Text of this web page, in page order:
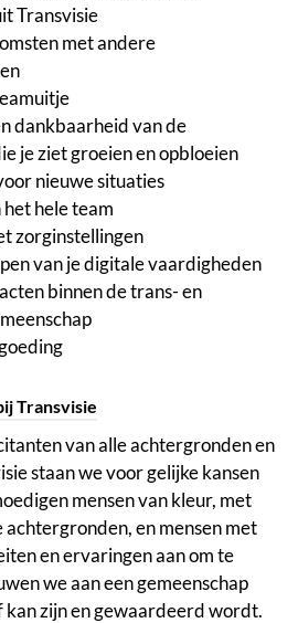
Transvisie
met andere
dankbaarheid van de
je ziet groeien en opbloeien
nieuwe situaties
hele team
zorginstellingen
van je digitale vaardigheden
binnen de trans- en
Transvisie
van alle achtergronden en
staan we voor gelijke kansen
mensen van kleur, met
en mensen met
en ervaringen aan om te
we aan een gemeenschap
zijn en gewaardeerd wordt.